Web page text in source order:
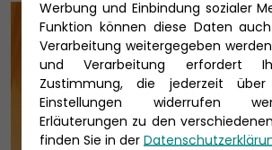
Werbung und Einbindung sozialer
Funktion können diese Daten
Verarbeitung weitergegeben
und Verarbeitung erfordert
Zustimmung, die jederzeit
Einstellungen widerrufen
Erläuterungen zu den
finden Sie in der